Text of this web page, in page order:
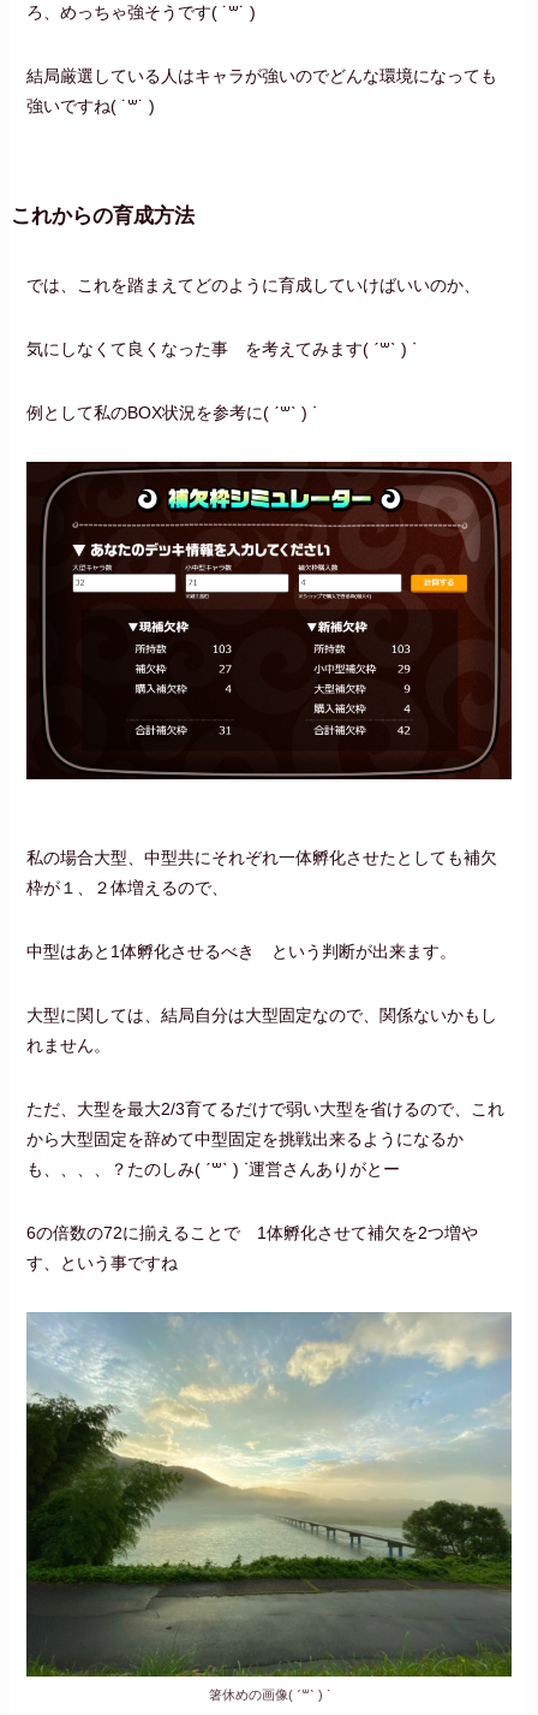
ろ、めっちゃ強そうです‪( ˙꒳​˙ )
結局厳選している人はキャラが強いのでどんな環境になっても
強いですね‪( ˙꒳​˙ )
これからの育成方法
では、これを踏まえてどのように育成していけばいいのか、
気にしなくて良くなった事 を考えてみます( ˊ꒳ˋ ) ᐝ
例として私のBOX状況を参考に( ˊ꒳ˋ ) ᐝ
私の場合大型、中型共にそれぞれ一体孵化させたとしても補欠
枠が１、２体増えるので、
中型はあと1体孵化させるべき という判断が出来ます。
大型に関しては、結局自分は大型固定なので、関係ないかもし
れません。
ただ、大型を最大2/3育てるだけで弱い大型を省けるので、これ
から大型固定を辞めて中型固定を挑戦出来るようになるか
も、、、、？たのしみ( ˊ꒳ˋ ) ᐝ運営さんありがとー
6の倍数の72に揃えることで 1体孵化させて補欠を2つ増や
す、という事ですね
箸休めの画像( ˊ꒳ˋ ) ᐝ